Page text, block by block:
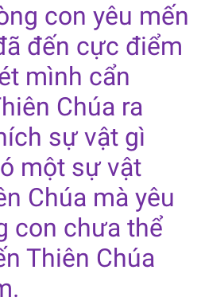
con yêu mến
đến cực điểm
mình cẩn
Chúa ra
sự vật gì
một sự vật
Chúa mà yêu
con chưa thể
Thiên Chúa